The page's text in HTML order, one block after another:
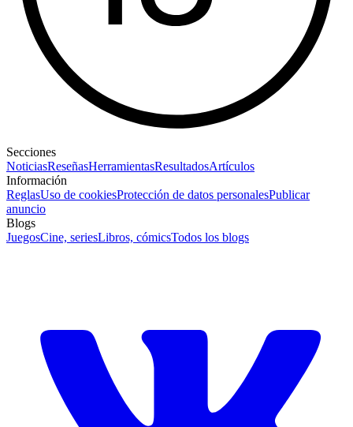
Secciones
NoticiasReseñasHerramientasResultadosArtículos
Información
ReglasUso de cookiesProtección de datos personalesPublicar
anuncio
Blogs
JuegosCine, seriesLibros, cómicsTodos los blogs